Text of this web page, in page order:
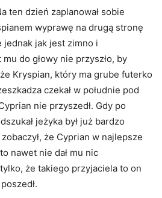
ten dzień zaplanował sobie
wyprawę na drugą stronę
jednak jak jest zimno i
do głowy nie przyszło, by
Kryspian, który ma grube futerko
czekał w południe pod
nie przyszedł. Gdy po
jeżyka był już bardzo
że Cyprian w najlepsze
nawet nie dał mu nic
że takiego przyjaciela to on